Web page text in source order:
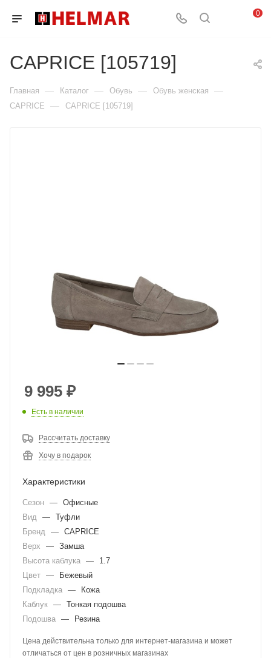
0
CAPRICE [105719]
Главная — Каталог — Обувь — Обувь женская —
CAPRICE — CAPRICE [105719]
9 995 ₽
Есть в наличии
Рассчитать доставку
Хочу в подарок
Характеристики
Сезон — Офисные
Вид
— Туфли
Бренд
— CAPRICE
Верх
— Замша
Высота каблука —
1.7
Цвет —
Бежевый
Подкладка —
Кожа
Каблук — Тонкая подошва
Подошва — Резина
Цена действительна только для интернет-магазина и может
отличаться от цен в розничных магазинах